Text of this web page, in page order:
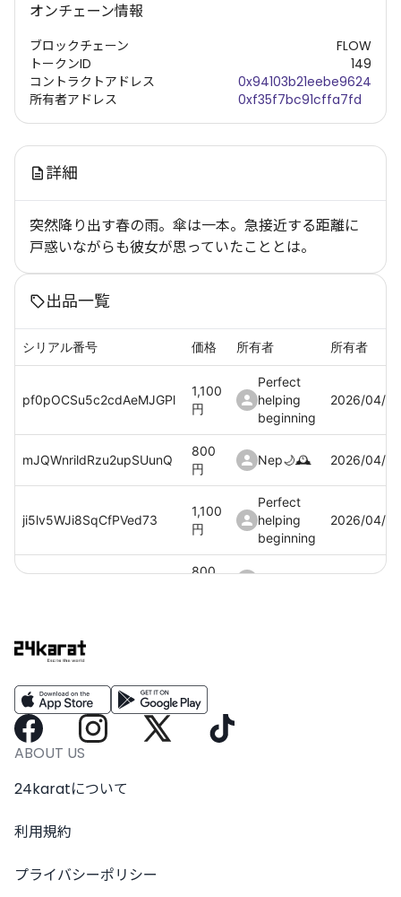
オンチェーン情報
ブロックチェーン
トークンID
コントラクトアドレス
所有者アドレス
FLOW
149
0x94103b21eebe9624
0xf35f7bc91cffa7fd
詳細
突然降り出す春の雨。傘は一本。急接近する距離に
戸惑いながらも彼女が思っていたこととは。
出品一覧
シリアル番号 価格 所有者 所有者
pf0pOCSu5c2cdAeMJGPl
1,100
円
Perfect
helping
beginning
2026/04/02
mJQWnrildRzu2upSUunQ
800
円
Nep🌙🕰️ 2026/04/03
ji5lv5WJi8SqCfPVed73
1,100
円
Perfect
helping
beginning
2026/04/02
800
MIiTr6JRQtiVnSElpr5f
0m4379V6wSD6fI6ZUwVi
1,100
円
ABOUT US
24karatについて
利用規約
プライバシーポリシー